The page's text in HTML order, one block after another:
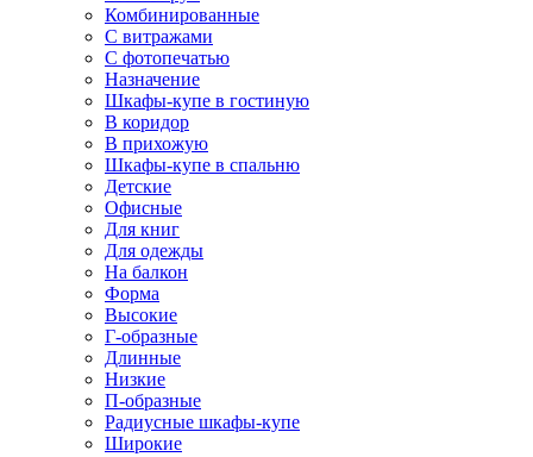
Комбинированные
С витражами
С фотопечатью
Назначение
Шкафы-купе в гостиную
В коридор
В прихожую
Шкафы-купе в спальню
Детские
Офисные
Для книг
Для одежды
На балкон
Форма
Высокие
Г-образные
Длинные
Низкие
П-образные
Радиусные шкафы-купе
Широкие